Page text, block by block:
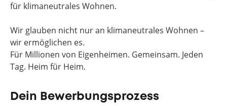
für klimaneutrales Wohnen.
Wir glauben nicht nur an klimaneutrales Wohnen –
wir ermöglichen es.
Für Millionen von Eigenheimen. Gemeinsam. Jeden
Tag. Heim für Heim.
Dein Bewerbungsprozess